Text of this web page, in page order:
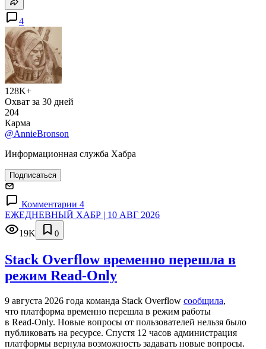
4
128K+
Охват за 30 дней
204
Карма
@AnnieBronson
Информационная служба Хабра
Подписаться
Комментарии 4
ЕЖЕДНЕВНЫЙ ХАБР | 10 АВГ 2026
19K
0
Stack Overflow временно перешла в
режим Read-Only
9 августа 2026 года команда Stack Overflow сообщила,
что платформа временно перешла в режим работы
в Read‑Only. Новые вопросы от пользователей нельзя было
публиковать на ресурсе. Спустя 12 часов администрация
платформы вернула возможность задавать новые вопросы.